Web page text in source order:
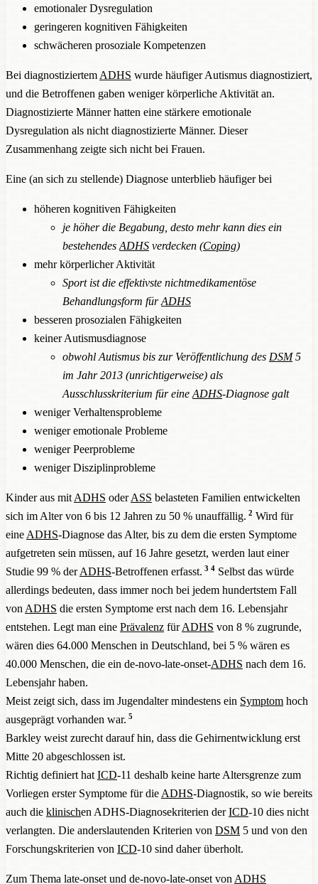
emotionaler Dysregulation
geringeren kognitiven Fähigkeiten
schwächeren prosoziale Kompetenzen
Bei diagnostiziertem ADHS wurde häufiger Autismus diagnostiziert,
und die Betroffenen gaben weniger körperliche Aktivität an.
Diagnostizierte Männer hatten eine stärkere emotionale
Dysregulation als nicht diagnostizierte Männer. Dieser
Zusammenhang zeigte sich nicht bei Frauen.
Eine (an sich zu stellende) Diagnose unterblieb häufiger bei
höheren kognitiven Fähigkeiten
je höher die Begabung, desto mehr kann dies ein
bestehendes ADHS verdecken (Coping)
mehr körperlicher Aktivität
Sport ist die effektivste nichtmedikamentöse
Behandlungsform fürADHS
besseren prosozialen Fähigkeiten
keiner Autismusdiagnose
obwohl Autismus bis zur Veröffentlichung des DSM5
im Jahr 2013 (unrichtigerweise) als
Ausschlusskriterium für eine ADHS-Diagnose galt
weniger Verhaltensprobleme
weniger emotionale Probleme
weniger Peerprobleme
weniger Disziplinprobleme
Kinder aus mit ADHS oderASS belasteten Familien entwickelten
sich im Alter von 6 bis 12 Jahren zu 50 % unauffällig. 2 Wird für
eine ADHS-Diagnose das Alter, bis zu dem die ersten Symptome
aufgetreten sein müssen, auf 16 Jahre gesetzt, werden laut einer
Studie 99 % derADHS-Betroffenen erfasst. 3 4Selbst das würde
allerdings bedeuten, dass immer noch bei jedem hundertstem Fall
von ADHS die ersten Symptome erst nach dem 16. Lebensjahr
entstehen. Legt man eine Prävalenz fürADHS von 8 % zugrunde,
wären dies 64.000 Menschen in Deutschland, bei 5 % wären es
40.000 Menschen, die ein de-novo-late-onset-ADHS nach dem 16.
Lebensjahr haben.
Meist zeigt sich, dass im Jugendalter mindestens ein Symptom hoch
ausgeprägt vorhanden war. 5
Barkley weist zurecht darauf hin, dass die Gehirnentwicklung erst
Mitte 20 abgeschlossen ist.
Richtig definiert hat ICD-11 deshalb keine harte Altersgrenze zum
Vorliegen erster Symptome für die ADHS-Diagnostik, so wie bereits
auch die klinischen ADHS-Diagnosekriterien derICD-10 dies nicht
verlangten. Die anderslautenden Kriterien von DSM 5 und von den
Forschungskriterien von ICD-10 sind daher überholt.
Zum Thema late-onset und de-novo-late-onset von ADHS